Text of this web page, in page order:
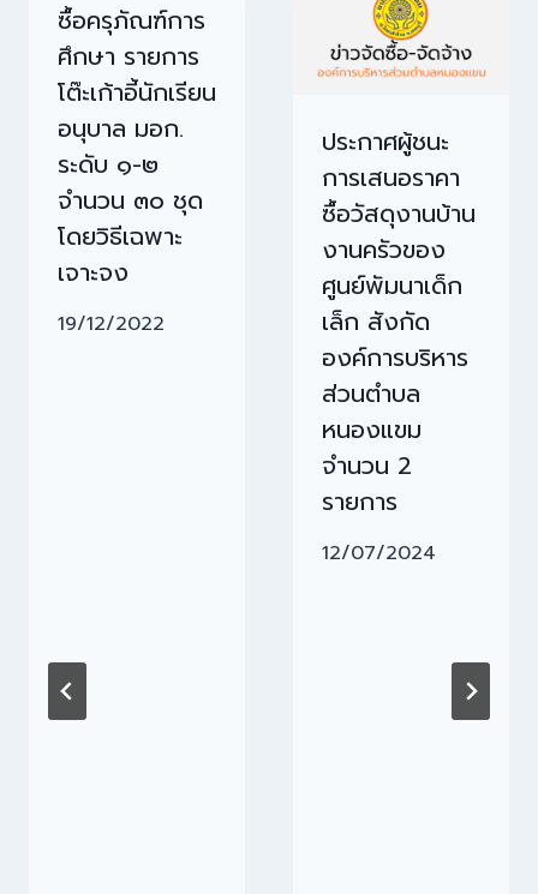
ซื้อครุภัณฑ์การ
ศึกษา รายการ
โต๊ะเก้าอี้นักเรียน
อนุบาล มอก.
ระดับ ๑-๒
จำนวน ๓๐ ชุด
โดยวิธีเฉพาะ
เจาะจง
19/12/2022
ประกาศผู้ชนะ
การเสนอราคา
ซื้อวัสดุงานบ้าน
งานครัวของ
ศูนย์พัมนาเด็ก
เล็ก สังกัด
องค์การบริหาร
ส่วนตำบล
หนองแขม
จำนวน 2
รายการ
12/07/2024